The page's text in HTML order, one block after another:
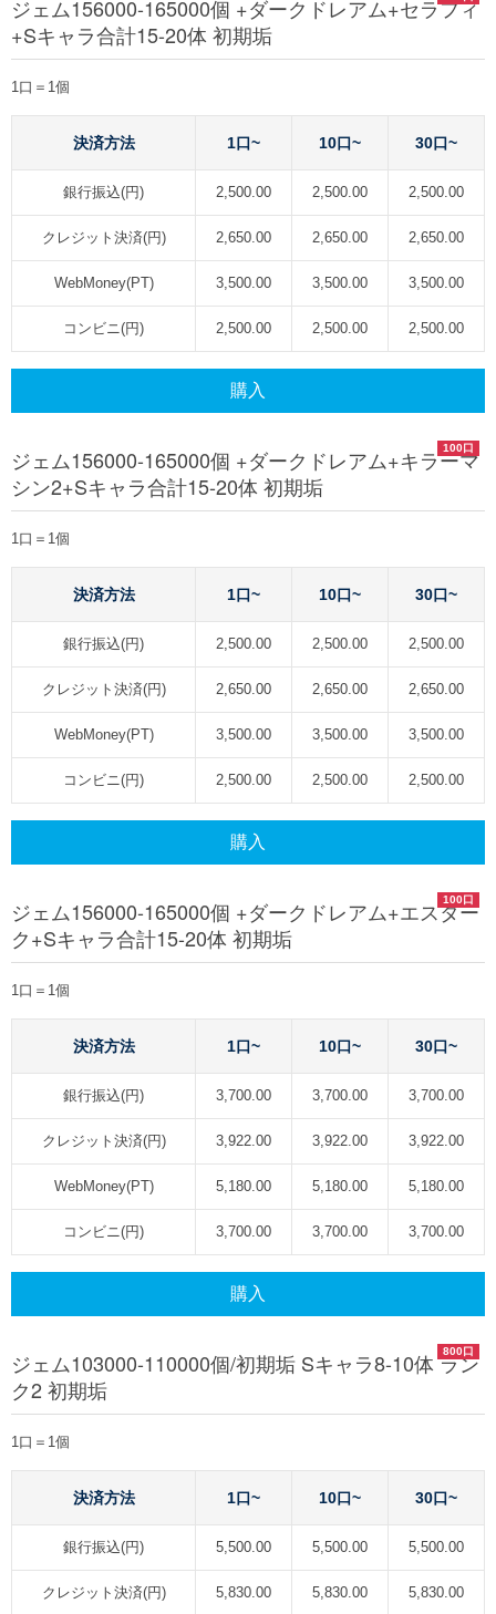
ジェム156000-165000個 +ダークドレアム+セラフィ
+Sキャラ合計15-20体 初期垢
1口＝1個
決済方法 1口~ 10口~ 30口~
銀行振込(円) 2,500.00 2,500.00 2,500.00
クレジット決済(円) 2,650.00 2,650.00 2,650.00
WebMoney(PT) 3,500.00 3,500.00 3,500.00
コンビニ(円) 2,500.00 2,500.00 2,500.00
購入
100口
ジェム156000-165000個 +ダークドレアム+キラーマ
シン2+Sキャラ合計15-20体 初期垢
1口＝1個
決済方法 1口~ 10口~ 30口~
銀行振込(円) 2,500.00 2,500.00 2,500.00
クレジット決済(円) 2,650.00 2,650.00 2,650.00
WebMoney(PT) 3,500.00 3,500.00 3,500.00
コンビニ(円) 2,500.00 2,500.00 2,500.00
購入
100口
ジェム156000-165000個 +ダークドレアム+エスター
ク+Sキャラ合計15-20体 初期垢
1口＝1個
決済方法 1口~ 10口~ 30口~
銀行振込(円) 3,700.00 3,700.00 3,700.00
クレジット決済(円) 3,922.00 3,922.00 3,922.00
WebMoney(PT) 5,180.00 5,180.00 5,180.00
コンビニ(円) 3,700.00 3,700.00 3,700.00
購入
800口
ジェム103000-110000個/初期垢 Sキャラ8-10体 ラン
ク2 初期垢
1口＝1個
決済方法 1口~ 10口~ 30口~
銀行振込(円) 5,500.00 5,500.00 5,500.00
クレジット決済(円) 5,830.00 5,830.00 5,830.00